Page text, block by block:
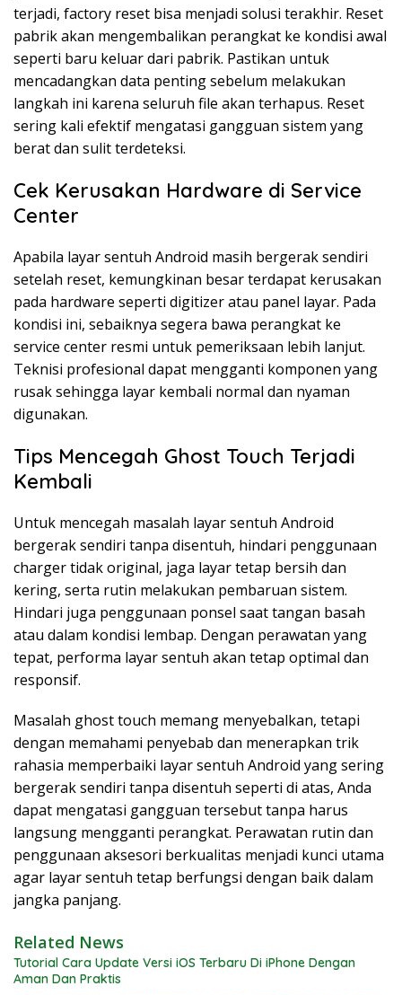
terjadi, factory reset bisa menjadi solusi terakhir. Reset
pabrik akan mengembalikan perangkat ke kondisi awal
seperti baru keluar dari pabrik. Pastikan untuk
mencadangkan data penting sebelum melakukan
langkah ini karena seluruh file akan terhapus. Reset
sering kali efektif mengatasi gangguan sistem yang
berat dan sulit terdeteksi.
Cek Kerusakan Hardware di Service
Center
Apabila layar sentuh Android masih bergerak sendiri
setelah reset, kemungkinan besar terdapat kerusakan
pada hardware seperti digitizer atau panel layar. Pada
kondisi ini, sebaiknya segera bawa perangkat ke
service center resmi untuk pemeriksaan lebih lanjut.
Teknisi profesional dapat mengganti komponen yang
rusak sehingga layar kembali normal dan nyaman
digunakan.
Tips Mencegah Ghost Touch Terjadi
Kembali
Untuk mencegah masalah layar sentuh Android
bergerak sendiri tanpa disentuh, hindari penggunaan
charger tidak original, jaga layar tetap bersih dan
kering, serta rutin melakukan pembaruan sistem.
Hindari juga penggunaan ponsel saat tangan basah
atau dalam kondisi lembap. Dengan perawatan yang
tepat, performa layar sentuh akan tetap optimal dan
responsif.
Masalah ghost touch memang menyebalkan, tetapi
dengan memahami penyebab dan menerapkan trik
rahasia memperbaiki layar sentuh Android yang sering
bergerak sendiri tanpa disentuh seperti di atas, Anda
dapat mengatasi gangguan tersebut tanpa harus
langsung mengganti perangkat. Perawatan rutin dan
penggunaan aksesori berkualitas menjadi kunci utama
agar layar sentuh tetap berfungsi dengan baik dalam
jangka panjang.
Related News
Tutorial Cara Update Versi iOS Terbaru Di iPhone Dengan
Aman Dan Praktis